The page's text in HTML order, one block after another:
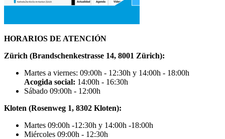
HORARIOS DE ATENCIÓN
Zürich (Brandschenkestrasse 14, 8001 Zürich):
Martes a viernes: 09:00h - 12:30h y 14:00h - 18:00h
Acogida social: 14:00h - 16:30h
Sábado 09:00h - 12:00h
Kloten (Rosenweg 1, 8302 Kloten):
Martes 09:00h -12:30h y 14:00h -18:00h
Miércoles 09:00h - 12:30h